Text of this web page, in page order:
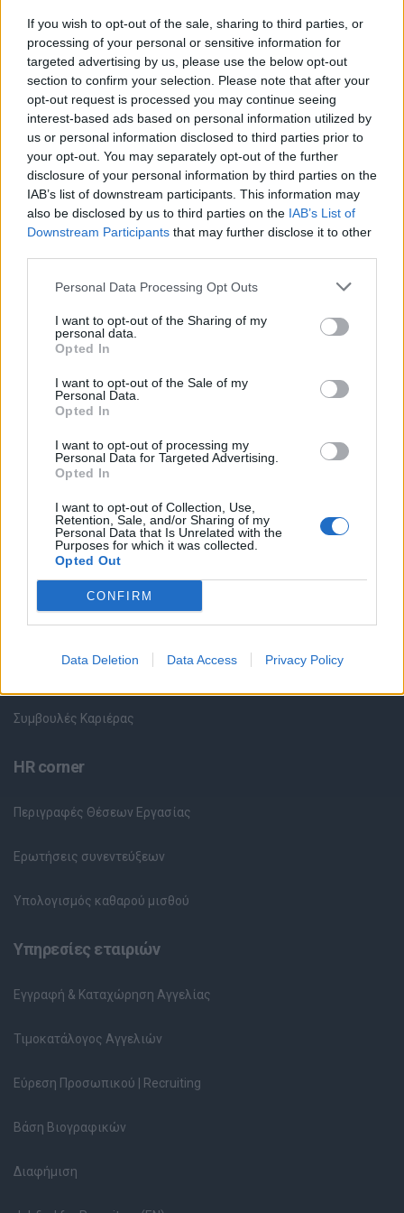
If you wish to opt-out of the sale, sharing to third parties, or
processing of your personal or sensitive information for
targeted advertising by us, please use the below opt-out
section to confirm your selection. Please note that after your
opt-out request is processed you may continue seeing
interest-based ads based on personal information utilized by
us or personal information disclosed to third parties prior to
your opt-out. You may separately opt-out of the further
disclosure of your personal information by third parties on the
IAB’s list of downstream participants. This information may
also be disclosed by us to third parties on the IAB’s List of
Downstream Participants that may further disclose it to other
Personal Data Processing Opt Outs
I want to opt-out of the Sharing of my
personal data.
Opted In
I want to opt-out of the Sale of my
Personal Data.
Opted In
I want to opt-out of processing my
Personal Data for Targeted Advertising.
Opted In
I want to opt-out of Collection, Use,
Retention, Sale, and/or Sharing of my
Personal Data that Is Unrelated with the
Purposes for which it was collected.
Opted Out
CONFIRM
Data Deletion Data Access Privacy Policy
Παροχές
Ανταγωνιστικός μισθός
Φιλικό περιβάλλον εργασίας
Διαμονή και ημιδιατροφή
Θέσεις εργασίας
Όλες οι Θέσεις Εργασίας
Θέσεις Εργασίας ανά Εταιρεία
Κέντρο Βοήθειας
Υπηρεσίες υποψηφίων
Συμβουλές Καριέρας
HR corner
Περιγραφές Θέσεων Εργασίας
Ερωτήσεις συνεντεύξεων
Υπολογισμός καθαρού μισθού
Υπηρεσίες εταιριών
Εγγραφή & Καταχώρηση Αγγελίας
Τιμοκατάλογος Αγγελιών
Εύρεση Προσωπικού | Recruiting
Βάση Βιογραφικών
Διαφήμιση